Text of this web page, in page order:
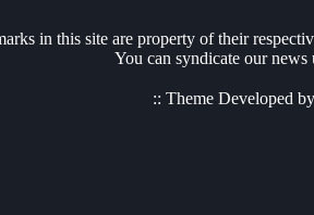
in this site are property of their
You can syndicate our
:: Theme Developed